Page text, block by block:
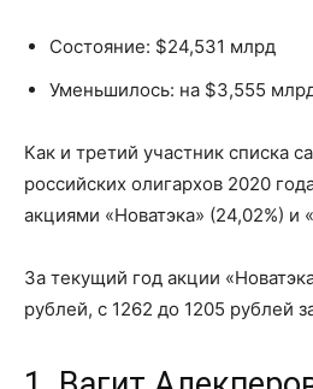
Состояние: $24,531 млрд
Уменьшилось: на $3,555
Как и третий участник списка
российских олигархов 2020
акциями «Новатэка» (24,02%) и
За текущий год акции
рублей, с 1262 до 1205 рублей